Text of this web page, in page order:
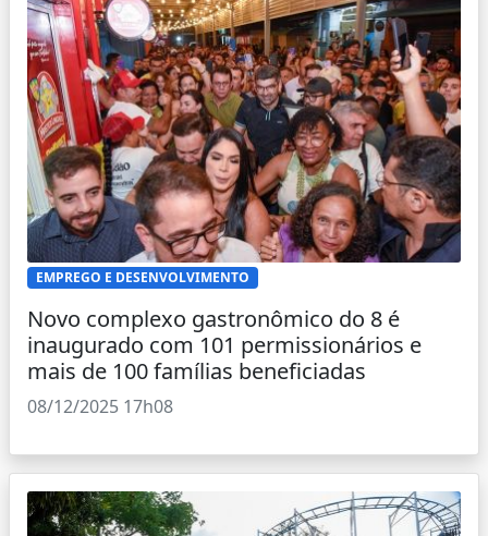
EMPREGO E DESENVOLVIMENTO
Novo complexo gastronômico do 8 é
inaugurado com 101 permissionários e
mais de 100 famílias beneficiadas
08/12/2025 17h08